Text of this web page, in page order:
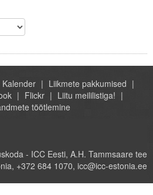
Kalender
Liikmete pakkumised
Flickr
Liitu meililistiga!
töötlemine
- ICC Eesti, A.H. Tammsaare tee
+372 684 1070, icc@icc-estonia.ee